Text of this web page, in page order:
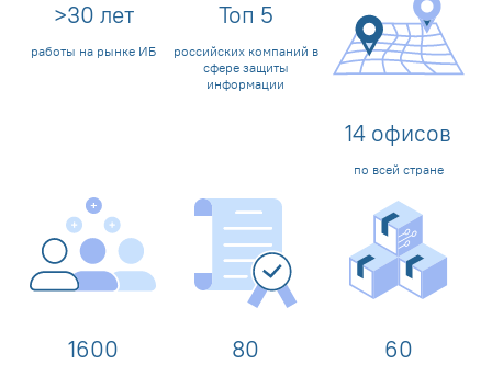
>30 лет
работы на рынке ИБ
Топ 5
российских компаний в
сфере защиты
информации
14 офисов
по всей стране
1600 80 60